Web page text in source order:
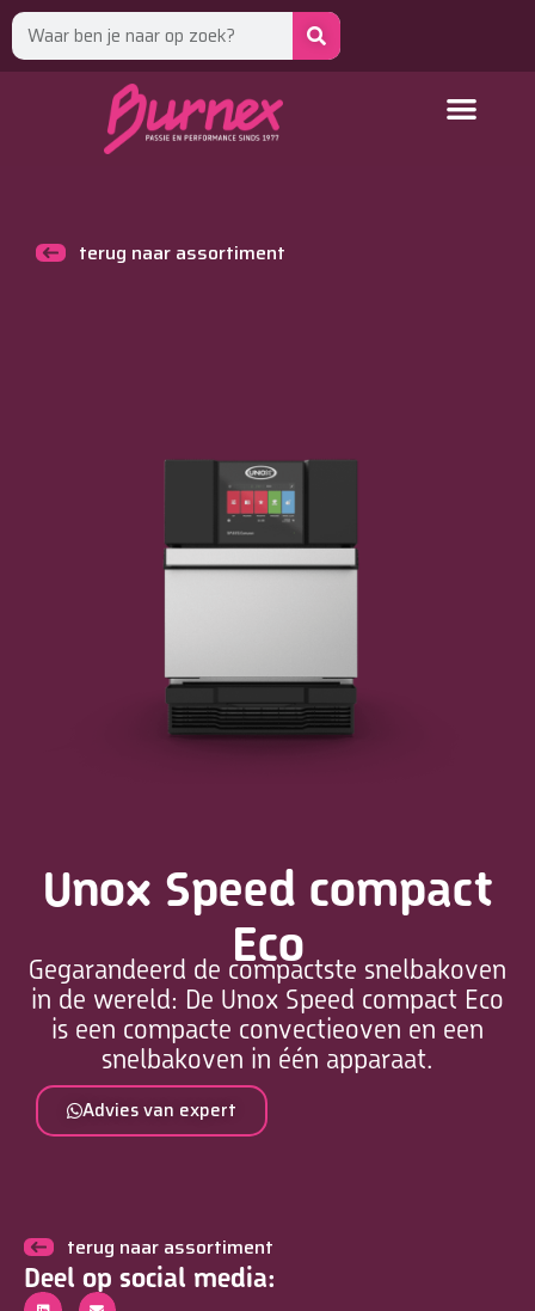
terug naar assortiment
Unox Speed compact
Eco
Gegarandeerd de compactste snelbakoven
in de wereld: De Unox Speed compact Eco
is een compacte convectieoven en een
snelbakoven in één apparaat.
Advies van expert
terug naar assortiment
Deel op social media: